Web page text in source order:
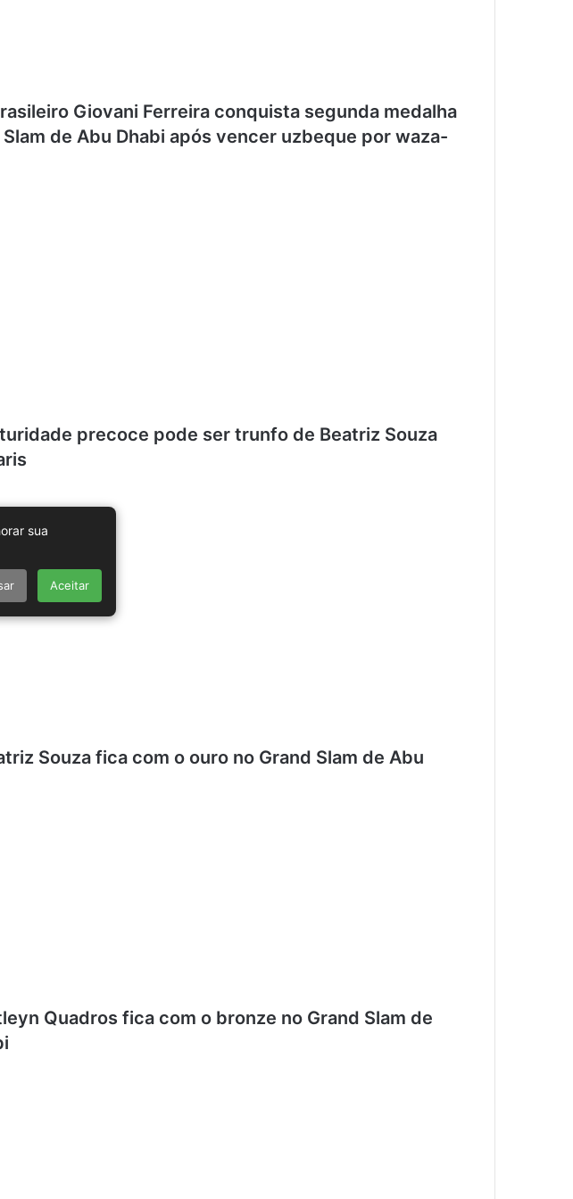
Giovani Ferreira conquista segunda medalha
Slam de Abu Dhabi após vencer uzbeque por waza-
precoce pode ser trunfo de Beatriz Souza
Souza fica com o ouro no Grand Slam de Abu
Quadros fica com o bronze no Grand Slam de
sua
Aceitar